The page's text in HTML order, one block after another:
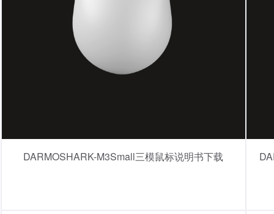
DARMOSHARK-M3Small三模鼠标说明书下载